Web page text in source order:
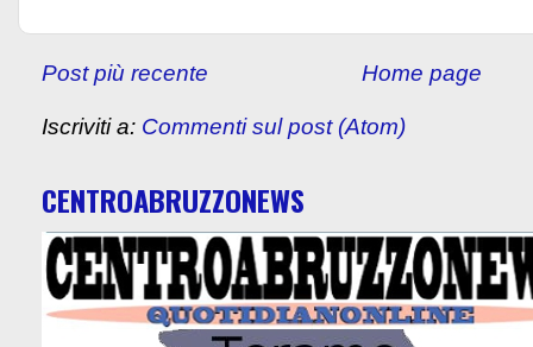
Post più recente Home page
Iscriviti a: Commenti sul post (Atom)
CENTROABRUZZONEWS